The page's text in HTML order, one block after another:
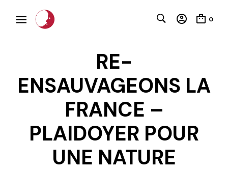
0
RE-
ENSAUVAGEONS LA
FRANCE –
PLAIDOYER POUR
UNE NATURE